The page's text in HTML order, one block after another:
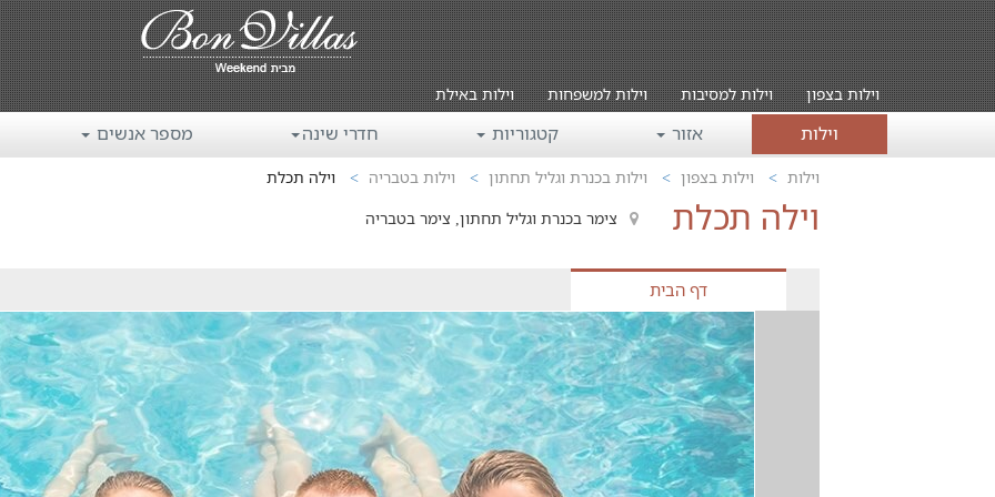
וילות בצפון וילות למסיבות וילות למשפחות וילות באילת
וילות אזור קטגוריות חדרי שינה מספר אנשים
וילות וילות בצפון וילות בכנרת וגליל תחתון וילות בטבריה וילה תכלת
וילה תכלת צימר בכנרת וגליל תחתון, צימר בטבריה
דף הבית